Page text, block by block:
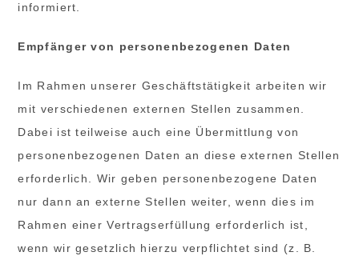
informiert.
Empfänger von personenbezogenen Daten
Im Rahmen unserer Geschäftstätigkeit arbeiten wir
mit verschiedenen externen Stellen zusammen.
Dabei ist teilweise auch eine Übermittlung von
personenbezogenen Daten an diese externen Stellen
erforderlich. Wir geben personenbezogene Daten
nur dann an externe Stellen weiter, wenn dies im
Rahmen einer Vertragserfüllung erforderlich ist,
wenn wir gesetzlich hierzu verpflichtet sind (z. B.